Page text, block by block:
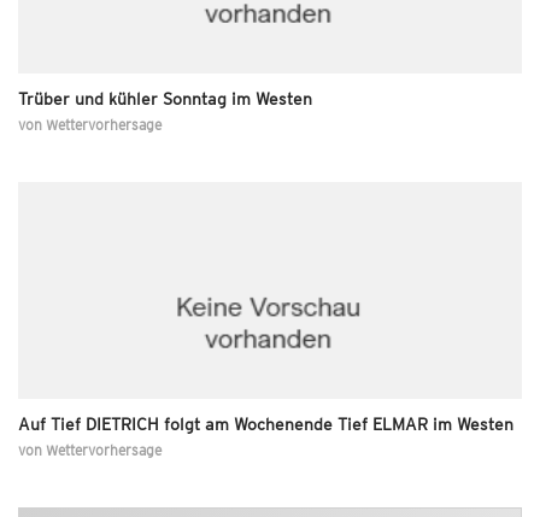
Trüber und kühler Sonntag im Westen
von Wettervorhersage
Auf Tief DIETRICH folgt am Wochenende Tief ELMAR im Westen
von Wettervorhersage